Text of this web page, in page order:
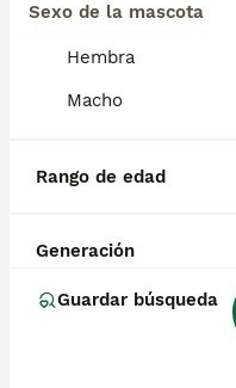
Sexo de la mascota
Hembra
Macho
Rango de edad
Generación
Guardar búsqueda
Sexo
Lorca,Murcia (80.3km)
BOOST